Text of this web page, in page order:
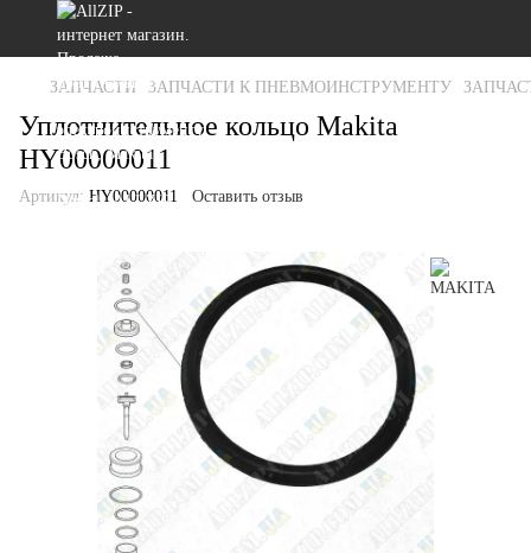
ЗАПЧАСТИ ЗАПЧАСТИ К ПНЕВМОИНСТРУМЕНТУ
Уплотнительное кольцо Makita
HY00000011
Артикул: HY00000011 Оставить отзыв